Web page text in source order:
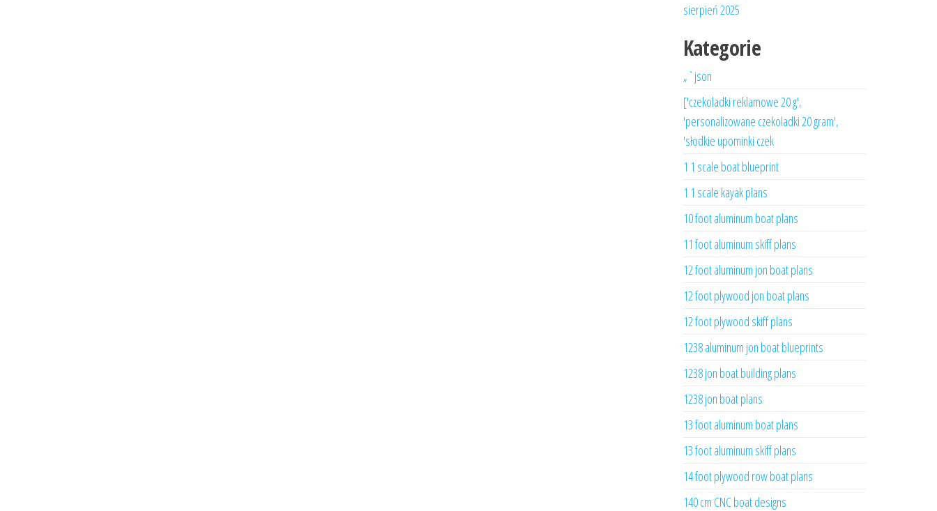
sierpień 2025
Kategorie
„`json
['czekoladki reklamowe 20 g',
'personalizowane czekoladki 20 gram',
'słodkie upominki czek
1 1 scale boat blueprint
1 1 scale kayak plans
10 foot aluminum boat plans
11 foot aluminum skiff plans
12 foot aluminum jon boat plans
12 foot plywood jon boat plans
12 foot plywood skiff plans
1238 aluminum jon boat blueprints
1238 jon boat building plans
1238 jon boat plans
13 foot aluminum boat plans
13 foot aluminum skiff plans
14 foot plywood row boat plans
140 cm CNC boat designs